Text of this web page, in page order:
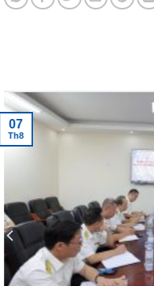
07
Th8